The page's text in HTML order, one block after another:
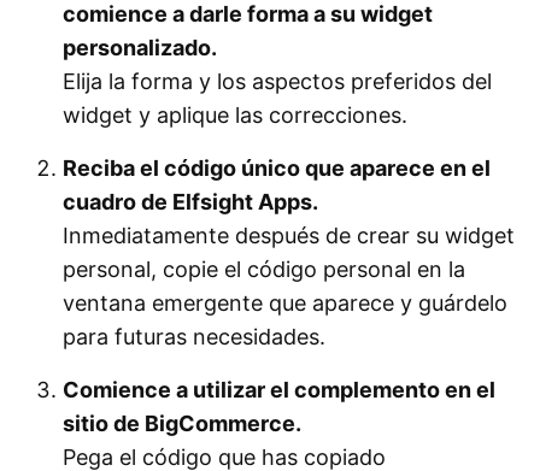
comience a darle forma a su widget
personalizado.
Elija la forma y los aspectos preferidos del
widget y aplique las correcciones.
Reciba el código único que aparece en el
cuadro de Elfsight Apps.
Inmediatamente después de crear su widget
personal, copie el código personal en la
ventana emergente que aparece y guárdelo
para futuras necesidades.
Comience a utilizar el complemento en el
sitio de BigCommerce.
Pega el código que has copiado